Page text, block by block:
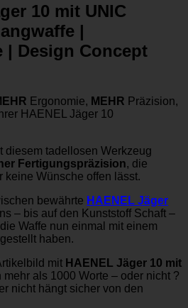
10 mit UNIC
|
| Design Concept
Ergonomie, MEHR Präzision,
HAENEL Jäger 10
diesem tadellosen Werkzeug
Fertigungspräzision, die
keine Wünsche offen lässt.
bewährte HAENEL Jäger
– bis auf den Kunststoff Schaft –
Waffe nun einmal mit einem
haben.
mit HAENEL Jäger 10 mit
mehr als 1000 Worte – oder nicht ?
nicht hängt sicher von den